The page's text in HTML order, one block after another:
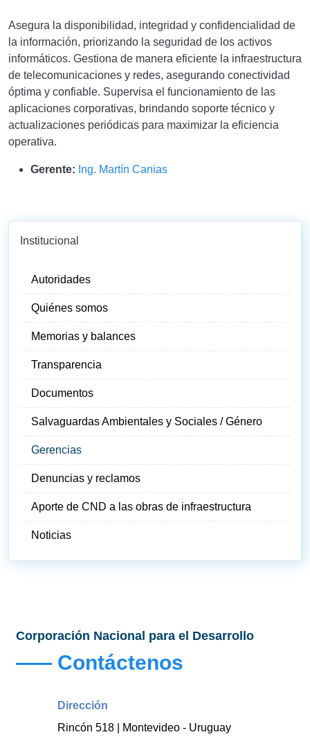
Asegura la disponibilidad, integridad y confidencialidad de
la información, priorizando la seguridad de los activos
informáticos. Gestiona de manera eficiente la infraestructura
de telecomunicaciones y redes, asegurando conectividad
óptima y confiable. Supervisa el funcionamiento de las
aplicaciones corporativas, brindando soporte técnico y
actualizaciones periódicas para maximizar la eficiencia
operativa.
Gerente: Ing. Martín Canias
Institucional
Autoridades
Quiénes somos
Memorias y balances
Transparencia
Documentos
Salvaguardas Ambientales y Sociales / Género
Gerencias
Denuncias y reclamos
Aporte de CND a las obras de infraestructura
Noticias
Corporación Nacional para el Desarrollo
Contáctenos
Dirección
Rincón 518 | Montevideo - Uruguay